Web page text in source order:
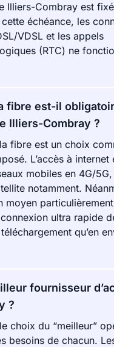
Illiers-Combray est
échéance, les
VDSL et les appels
(RTC) ne
fibre est-il
Illiers-Combray ?
fibre est un choix
L’accès à internet
mobiles en 4G/5G,
notamment.
moyen
ultra rapide
qu’en
fournisseur
?
choix du “meilleur”
besoins de chacun.